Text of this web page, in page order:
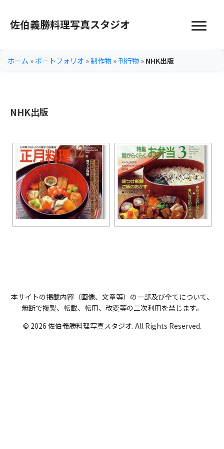
佐伯義勝料理写真スタジオ
ホーム »ポートフォリオ »制作物 » 刊行物 » NHK出版
NHK出版
本サイトの掲載内容（画像、文章等）の一部及び全てについて、
無断で複製、転載、転用、改変等の二次利用を禁じます。
© 2026 佐伯義勝料理写真スタジオ. All Rights Reserved.